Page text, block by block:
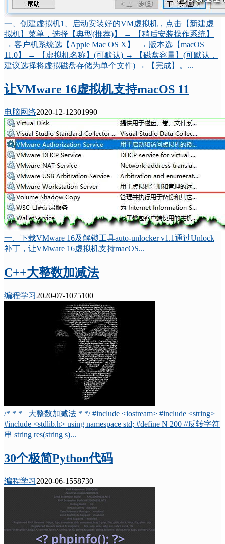
一、创建虚拟机1、启动安装好的VM虚拟机，点击【新建虚
拟机】菜单，选择【典型(推荐)】 → 【稍后安装操作系统】
→ 客户机系统选【Apple Mac OS X】 → 版本选【macOS
11.0】 → 【虚拟机名称】(可默认) → 【磁盘容量】(可默认，
建议选择将虚拟磁盘存储为单个文件) → 【完成】。...
让VMware 16虚拟机支持macOS 11
电脑网络2020-12-12301990
一、下载VMware 16及解锁工具auto-unlocker v1.1通过Unlock
补丁，让VMware 16虚拟机支持macOS...
C++大整数加减法
编程学习2020-07-1075100
/* * * 大整数加减法 * */ #include <iostream> #include <string>
#include <stdlib.h> using namespace std; #define N 200 //反转字符
串 string res(string s)...
30个极简Python代码
编程学习2020-06-1558730